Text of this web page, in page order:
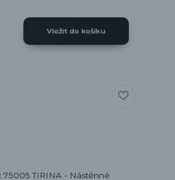
Vložit do košíku